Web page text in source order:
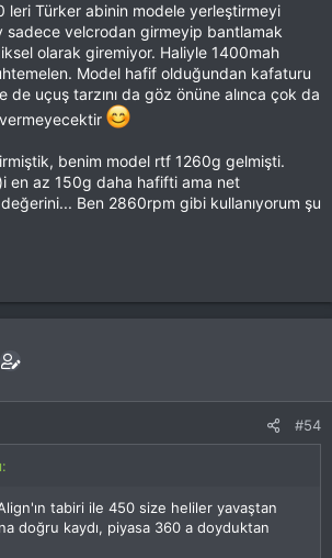
leri Türker abinin modele yerleştirmeyi
sadece velcrodan girmeyip bantlamak
olarak giremiyor. Haliyle 1400mah
Model hafif olduğundan kafaturu
de uçuş tarzını da göz önüne alınca çok da
benim model rtf 1260g gelmişti.
en az 150g daha hafifti ama net
değerini... Ben 2860rpm gibi kullanıyorum şu
#54
tabiri ile 450 size heliler yavaştan
doğru kaydı, piyasa 360 a doyduktan